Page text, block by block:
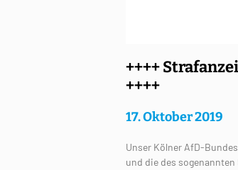
++++
++++
17. Oktober 2019
Unser Kölner AfD-
und die des sogenannten